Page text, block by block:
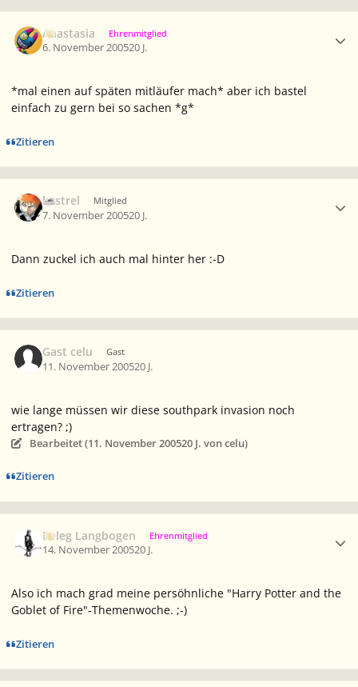
Anastasia Ehrenmitglied
6. November 200520 J.
*mal einen auf späten mitläufer mach* aber ich bastel
einfach zu gern bei so sachen *g*
Zitieren
kestrel Mitglied
7. November 200520 J.
Dann zuckel ich auch mal hinter her :-D
Zitieren
Gast celu Gast
11. November 200520 J.
wie lange müssen wir diese southpark invasion noch
ertragen? ;)
Bearbeitet (11. November 200520 J. von celu)
Zitieren
Beleg Langbogen Ehrenmitglied
14. November 200520 J.
Also ich mach grad meine persöhnliche "Harry Potter and the
Goblet of Fire"-Themenwoche. ;-)
Zitieren